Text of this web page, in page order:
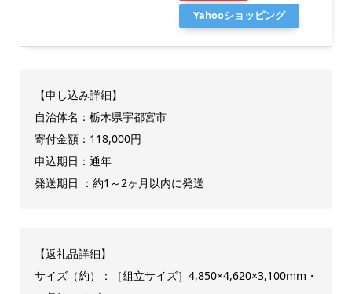
Yahooショッピング
【申し込み詳細】
自治体名：栃木県宇都宮市
寄付金額：118,000円
申込期日：通年
発送期日 ：約1～2ヶ月以内に発送
【返礼品詳細】
サイズ（約）：［組立サイズ］4,850×4,620×3,100mm・